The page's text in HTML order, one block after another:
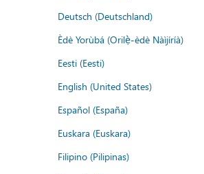
Deutsch (Deutschland)
Èdè Yorùbá (Orilẹ̀-èdè Nàìjíríà)
Eesti (Eesti)
English (United States)
Español (España)
Euskara (Euskara)
Filipino (Pilipinas)